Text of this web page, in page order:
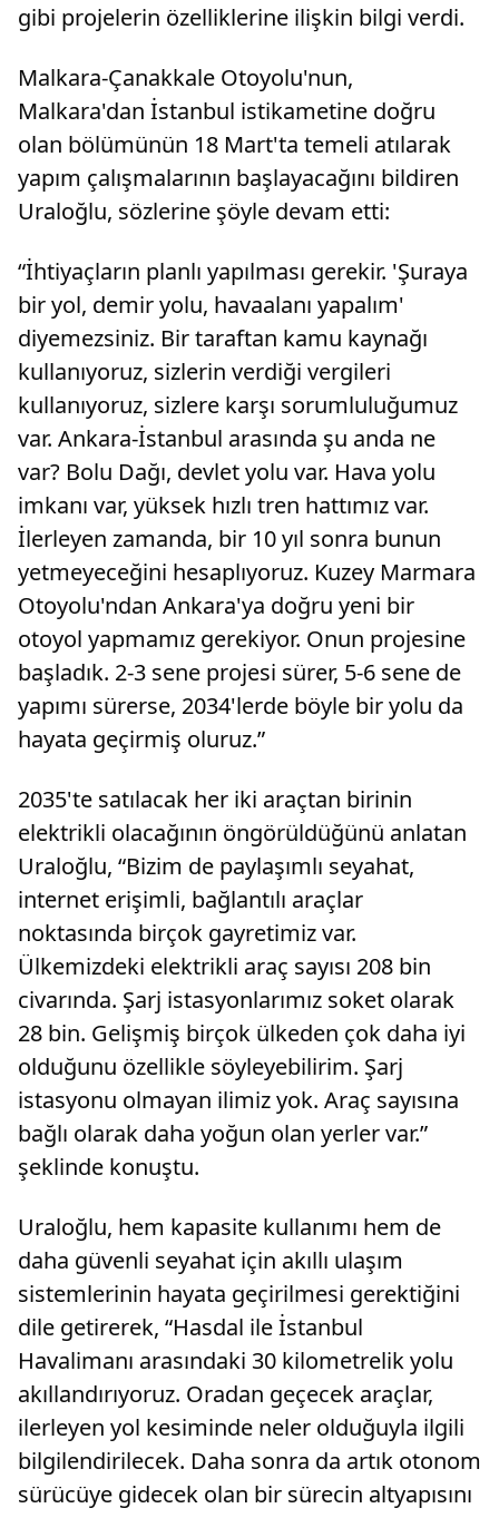
gibi projelerin özelliklerine ilişkin bilgi verdi.
Malkara-Çanakkale Otoyolu'nun,
Malkara'dan İstanbul istikametine doğru
olan bölümünün 18 Mart'ta temeli atılarak
yapım çalışmalarının başlayacağını bildiren
Uraloğlu, sözlerine şöyle devam etti:
“İhtiyaçların planlı yapılması gerekir. 'Şuraya
bir yol, demir yolu, havaalanı yapalım'
diyemezsiniz. Bir taraftan kamu kaynağı
kullanıyoruz, sizlerin verdiği vergileri
kullanıyoruz, sizlere karşı sorumluluğumuz
var. Ankara-İstanbul arasında şu anda ne
var? Bolu Dağı, devlet yolu var. Hava yolu
imkanı var, yüksek hızlı tren hattımız var.
İlerleyen zamanda, bir 10 yıl sonra bunun
yetmeyeceğini hesaplıyoruz. Kuzey Marmara
Otoyolu'ndan Ankara'ya doğru yeni bir
otoyol yapmamız gerekiyor. Onun projesine
başladık. 2-3 sene projesi sürer, 5-6 sene de
yapımı sürerse, 2034'lerde böyle bir yolu da
hayata geçirmiş oluruz.”
2035'te satılacak her iki araçtan birinin
elektrikli olacağının öngörüldüğünü anlatan
Uraloğlu, “Bizim de paylaşımlı seyahat,
internet erişimli, bağlantılı araçlar
noktasında birçok gayretimiz var.
Ülkemizdeki elektrikli araç sayısı 208 bin
civarında. Şarj istasyonlarımız soket olarak
28 bin. Gelişmiş birçok ülkeden çok daha iyi
olduğunu özellikle söyleyebilirim. Şarj
istasyonu olmayan ilimiz yok. Araç sayısına
bağlı olarak daha yoğun olan yerler var.”
şeklinde konuştu.​​​​​​​
Uraloğlu, hem kapasite kullanımı hem de
daha güvenli seyahat için akıllı ulaşım
sistemlerinin hayata geçirilmesi gerektiğini
dile getirerek, “Hasdal ile İstanbul
Havalimanı arasındaki 30 kilometrelik yolu
akıllandırıyoruz. Oradan geçecek araçlar,
ilerleyen yol kesiminde neler olduğuyla ilgili
bilgilendirilecek. Daha sonra da artık otonom
sürücüye gidecek olan bir sürecin altyapısını